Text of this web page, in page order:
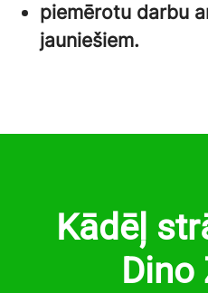
piemērotu darbu
jauniešiem.
Kādēļ
Dino